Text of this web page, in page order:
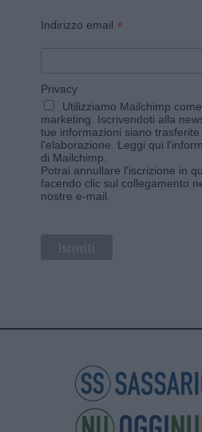
Indirizzo email *
Privacy
Utilizziamo Mailchimp
marketing. Iscrivendoti alla
tue informazioni siano
l'elaborazione. Leggi qui
di Mailchimp
Potrai annullare l'iscrizione in
facendo clic sul collegamento
nostre e-mail.